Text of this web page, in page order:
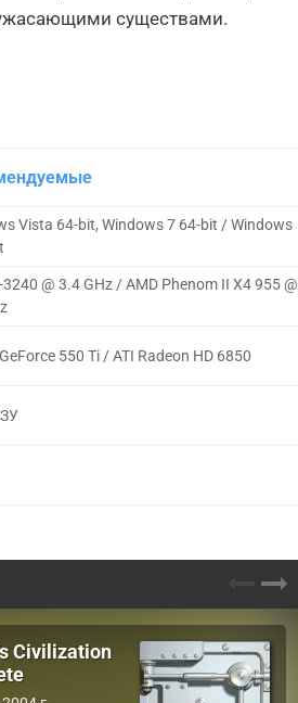
существами.
Vista 64-bit, Windows 7 64-bit / Windows
@ 3.4 GHz / AMD Phenom II X4 955 @
550 Ti / ATI Radeon HD 6850
Civilization